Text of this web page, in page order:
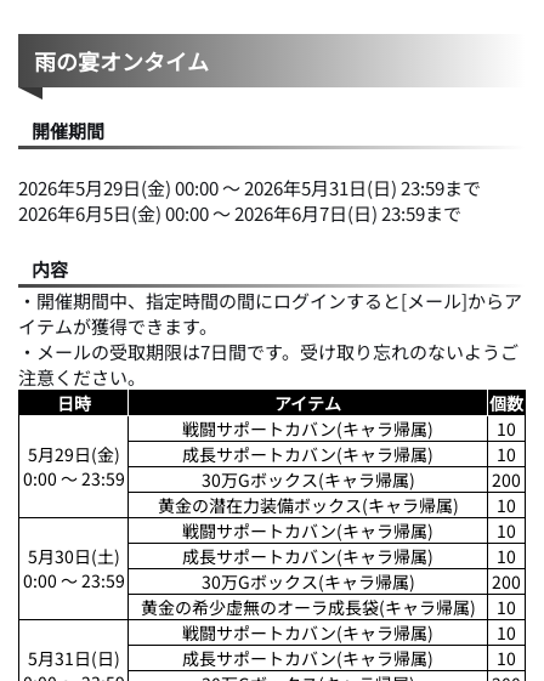
雨の宴オンタイム
開催期間
2026年5月29日(金) 00:00 ～ 2026年5月31日(日) 23:59まで
2026年6月5日(金) 00:00 ～ 2026年6月7日(日) 23:59まで
内容
・開催期間中、指定時間の間にログインすると[メール]からア
イテムが獲得できます。
・メールの受取期限は7日間です。受け取り忘れのないようご
注意ください。
日時 アイテム 個数
5月29日(金)
0:00 ～ 23:59
戦闘サポートカバン(キャラ帰属)
10
成長サポートカバン(キャラ帰属)
10
30万Gボックス(キャラ帰属)
200
黄金の潜在力装備ボックス(キャラ帰属)
10
5月30日(土)
0:00 ～ 23:59
戦闘サポートカバン(キャラ帰属)
10
成長サポートカバン(キャラ帰属)
10
30万Gボックス(キャラ帰属)
200
黄金の希少虚無のオーラ成長袋(キャラ帰属)
10
5月31日(日)
戦闘サポートカバン(キャラ帰属)
10
成長サポートカバン(キャラ帰属)
10